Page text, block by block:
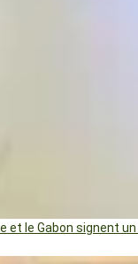
et le Gabon signent